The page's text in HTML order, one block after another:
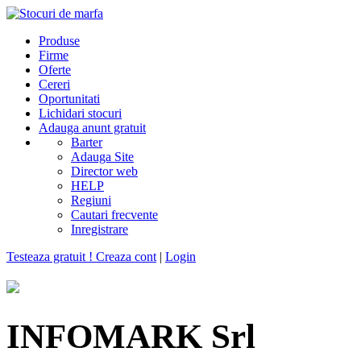
Produse
Firme
Oferte
Cereri
Oportunitati
Lichidari stocuri
Adauga anunt gratuit
Barter
Adauga Site
Director web
HELP
Regiuni
Cautari frecvente
Inregistrare
Testeaza gratuit ! Creaza cont | Login
INFOMARK Srl